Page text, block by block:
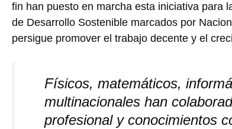
fin han puesto en marcha esta iniciativa para
de Desarrollo Sostenible marcados por
persigue promover el trabajo decente y el
Físicos, matemáticos,
multinacionales han
profesional y conocimientos